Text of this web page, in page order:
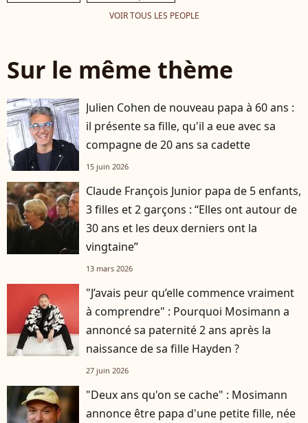
VOIR TOUS LES PEOPLE
Sur le même thème
Julien Cohen de nouveau papa à 60 ans :
il présente sa fille, qu'il a eue avec sa
compagne de 20 ans sa cadette
15 juin 2026
Claude François Junior papa de 5 enfants,
3 filles et 2 garçons : “Elles ont autour de
30 ans et les deux derniers ont la
vingtaine”
13 mars 2026
"J’avais peur qu’elle commence vraiment
à comprendre" : Pourquoi Mosimann a
annoncé sa paternité 2 ans après la
naissance de sa fille Hayden ?
27 juin 2026
"Deux ans qu'on se cache" : Mosimann
annonce être papa d'une petite fille, née